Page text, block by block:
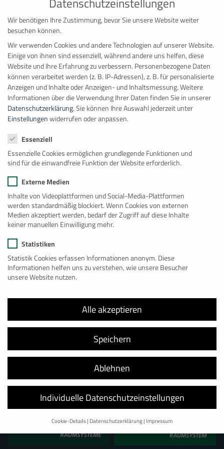
Büromodul | Gartenbau Weitz Düsseldorf
Unsere weiteren Geschäftsbereiche
Wir benötigen Ihre Zustimmung, bevor Sie unsere Website weiter
besuchen können.
Wir verwenden Cookies und andere Technologien auf unserer Website.
Einige von ihnen sind essenziell, während andere uns helfen, diese
Website und Ihre Erfahrung zu verbessern. Personenbezogene Daten
können verarbeitet werden (z. B. IP-Adressen), z. B. für personalisierte
Anzeigen und Inhalte oder Anzeigen- und Inhaltsmessung.Weitere
Informationen über die Verwendung Ihrer Daten finden Sie in unserer
Datenschutzerklärung.Sie können Ihre Auswahl jederzeit unter
Einstellungenwiderrufen oder anpassen.
Essenziell
Essenzielle Cookies ermöglichen grundlegende Funktionen und
sind für die einwandfreie Funktion der Website erforderlich.
Externe Medien
Inhalte von Videoplattformen und Social-Media-Plattformen
werden standardmäßig blockiert. Wenn Cookies von externen
Medien akzeptiert werden, bedarf der Zugriff auf diese Inhalte
keiner manuellen Einwilligung mehr.
Statistiken
Statistik Cookies erfassen Informationen anonym. Diese
Informationen helfen uns zu verstehen, wie unsere Besucher
unsere Website nutzen.
Alle akzeptieren
Speichern
Ablehnen
Individuelle Datenschutzeinstellungen
Cookie-Details Datenschutzerklärung Impressum
Datenschutzeinstellungen